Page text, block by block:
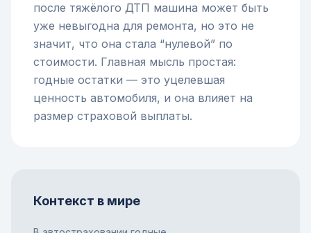
после тяжёлого ДТП машина может быть
уже невыгодна для ремонта, но это не
значит, что она стала “нулевой” по
стоимости. Главная мысль простая:
годные остатки — это уцелевшая
ценность автомобиля, и она влияет на
размер страховой выплаты.
Контекст в мире